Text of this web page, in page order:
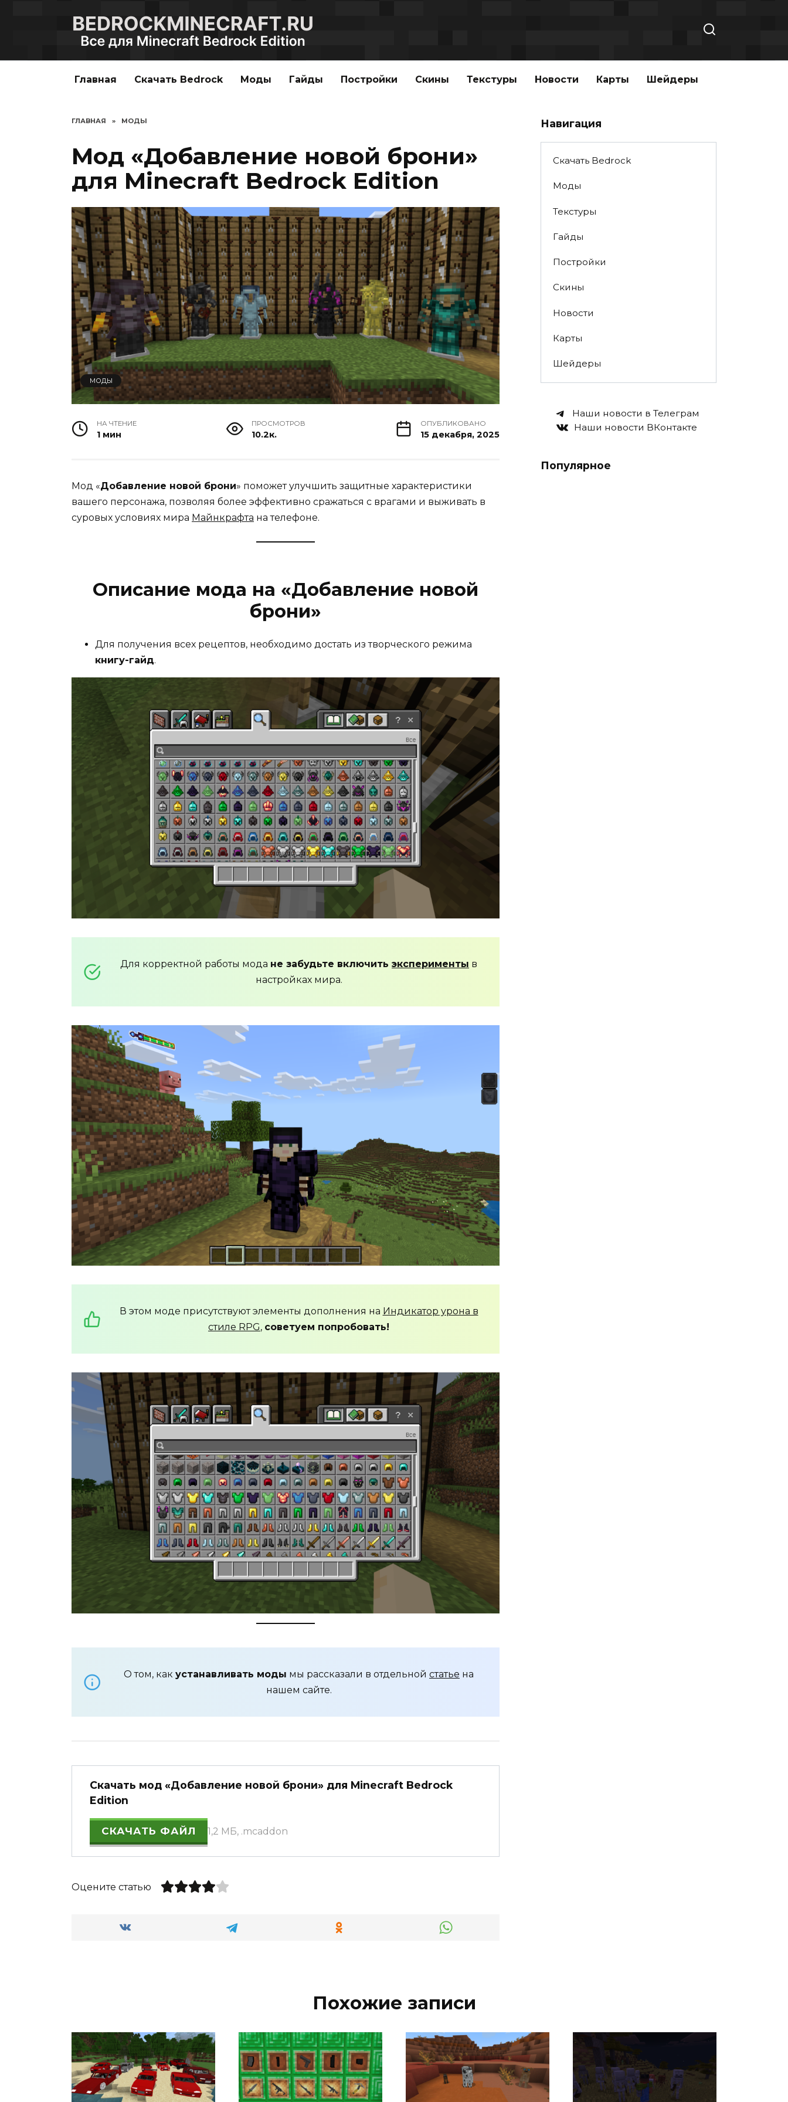
Главная Скачать Bedrock Моды Гайды Постройки Скины Текстуры Новости Карты Шейдеры
ГЛАВНАЯ » МОДЫ
Мод «Добавление новой брони»
для Minecraft Bedrock Edition
МОДЫ
НА ЧТЕНИЕ
1 мин
ПРОСМОТРОВ
10.2к.
ОПУБЛИКОВАНО
15 декабря, 2025
Мод «Добавление новой брони» поможет улучшить защитные характеристики
вашего персонажа, позволяя более эффективно сражаться с врагами и выживать в
суровых условиях мира Майнкрафта на телефоне.
Описание мода на «Добавление новой
брони»
Для получения всех рецептов, необходимо достать из творческого режима
книгу-гайд.
Для корректной работы мода не забудьте включить эксперименты в
настройках мира.
В этом моде присутствуют элементы дополнения на Индикатор урона в
стиле RPG, советуем попробовать!
О том, как устанавливать моды мы рассказали в отдельной статье на
нашем сайте.
Скачать мод «Добавление новой брони» для Minecraft Bedrock
Edition
СКАЧАТЬ ФАЙЛ 1,2 МБ, .mcaddon
Оцените статью
Навигация
Скачать Bedrock
Моды
Текстуры
Гайды
Постройки
Скины
Новости
Карты
Шейдеры
Наши новости в Телеграм
Наши новости ВКонтакте
Популярное
Похожие записи